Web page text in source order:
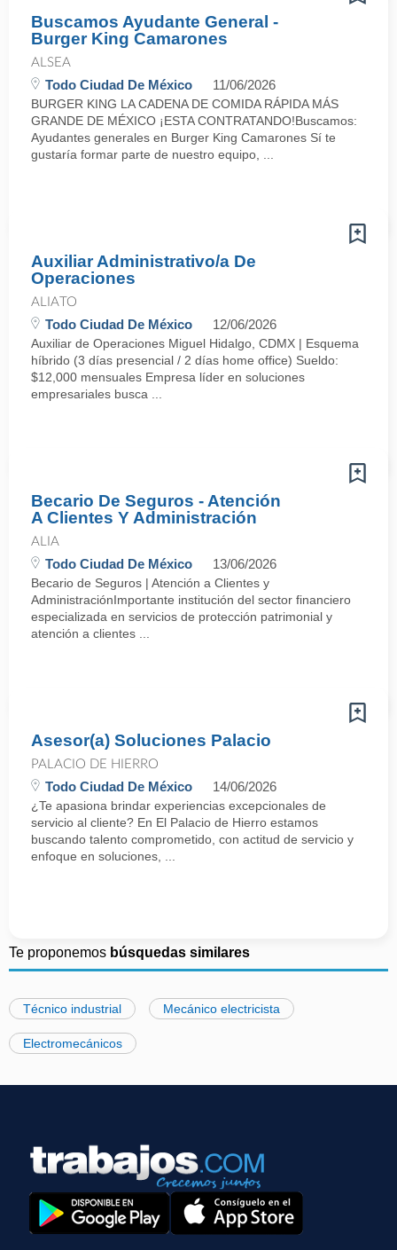
Buscamos Ayudante General -
Burger King Camarones
ALSEA
Todo Ciudad De México 11/06/2026
BURGER KING LA CADENA DE COMIDA RÁPIDA MÁS
GRANDE DE MÉXICO ¡ESTA CONTRATANDO!Buscamos:
Ayudantes generales en Burger King Camarones Sí te
gustaría formar parte de nuestro equipo, ...
Auxiliar Administrativo/a De
Operaciones
ALIATO
Todo Ciudad De México 12/06/2026
Auxiliar de Operaciones Miguel Hidalgo, CDMX | Esquema
híbrido (3 días presencial / 2 días home office) Sueldo:
$12,000 mensuales Empresa líder en soluciones
empresariales busca ...
Becario De Seguros - Atención
A Clientes Y Administración
ALIA
Todo Ciudad De México 13/06/2026
Becario de Seguros | Atención a Clientes y
AdministraciónImportante institución del sector financiero
especializada en servicios de protección patrimonial y
atención a clientes ...
Asesor(a) Soluciones Palacio
PALACIO DE HIERRO
Todo Ciudad De México 14/06/2026
¿Te apasiona brindar experiencias excepcionales de
servicio al cliente? En El Palacio de Hierro estamos
buscando talento comprometido, con actitud de servicio y
enfoque en soluciones, ...
Te proponemos búsquedas similares
Técnico industrial Mecánico electricista
Electromecánicos